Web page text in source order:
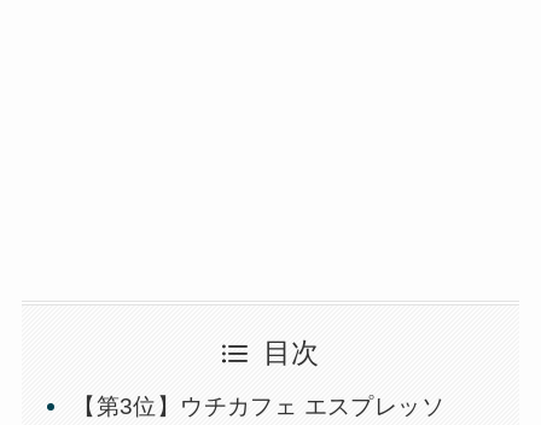
目次
【第3位】ウチカフェ エスプレッソ